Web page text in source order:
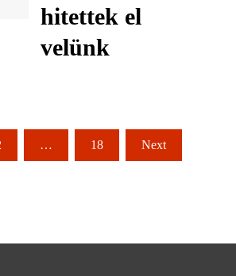
hitettek el
velünk
… 18 Next